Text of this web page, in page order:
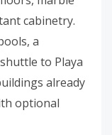
cabinetry.
a
to Playa
already
optional